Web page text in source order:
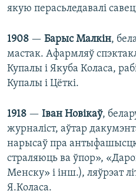
якую перасьледавалі
1908 — Барыс Малкін,
мастак. Афармляў
Купалы і Якуба Коласа,
Купалы і Цёткі.
1918 — Іван Новікаў,
журналіст, аўтар
нарысаў пра
страляюць ва ўпор»,
Менску» і інш.), ляўрэат
Я.Коласа.